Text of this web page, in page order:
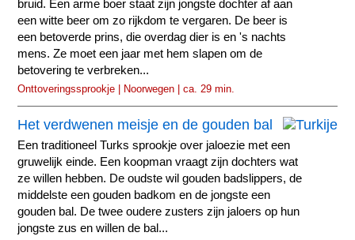
bruid. Een arme boer staat zijn jongste dochter af aan
een witte beer om zo rijkdom te vergaren. De beer is
een betoverde prins, die overdag dier is en 's nachts
mens. Ze moet een jaar met hem slapen om de
betovering te verbreken...
Onttoveringssprookje | Noorwegen | ca. 29 min.
Het verdwenen meisje en de gouden bal
Een traditioneel Turks sprookje over jaloezie met een
gruwelijk einde. Een koopman vraagt zijn dochters wat
ze willen hebben. De oudste wil gouden badslippers, de
middelste een gouden badkom en de jongste een
gouden bal. De twee oudere zusters zijn jaloers op hun
jongste zus en willen de bal...